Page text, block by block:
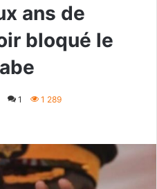
ans de
bloqué le
1 1 289